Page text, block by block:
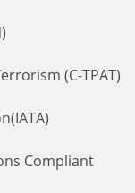
(C-TPAT)
Compliant